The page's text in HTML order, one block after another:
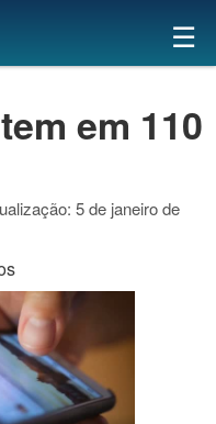
×
☰
em 110
5 de janeiro de